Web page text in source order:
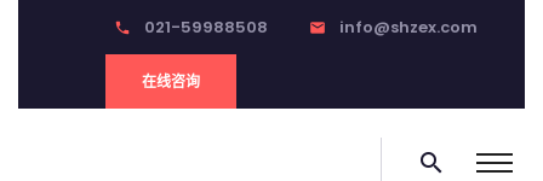
phone 021-59988508 email info@shzex.com
在线咨询
search